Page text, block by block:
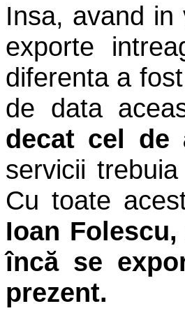
Insa, avand
exporte
diferenta a
de data
decat cel de
servicii
Cu toate
Ioan
încă se
prezent.